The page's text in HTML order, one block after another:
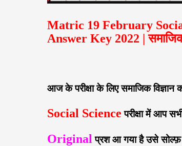
Matric 19 February
Answer Key 2022 | समाजिक
आज के परीक्षा के लिए समाजिक विज्ञान
Social Science परीक्षा में आप
Originalप्रश आ गया है उसे सोल्फ़